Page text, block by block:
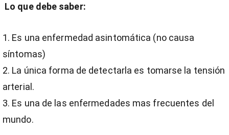
Lo que debe saber:
Es una enfermedad asintomática (no causa
síntomas)
La única forma de detectarla es tomarse la tensión
arterial.
Es una de las enfermedades mas frecuentes del
mundo.